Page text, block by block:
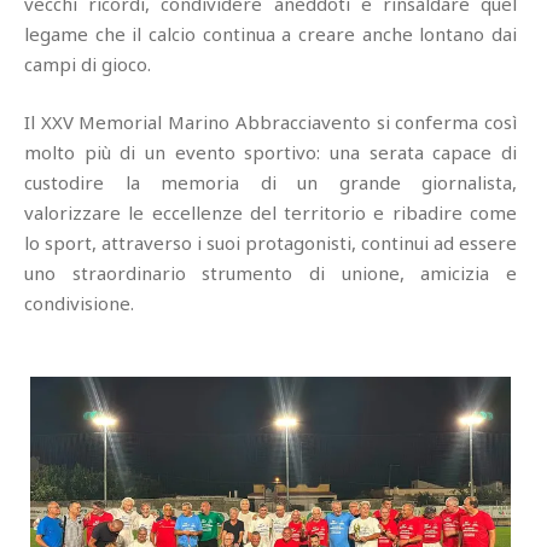
legame che il calcio continua a creare anche lontano dai
campi di gioco.
Il XXV Memorial Marino Abbracciavento si conferma così
molto più di un evento sportivo: una serata capace di
custodire la memoria di un grande giornalista,
valorizzare le eccellenze del territorio e ribadire come
lo sport, attraverso i suoi protagonisti, continui ad essere
uno straordinario strumento di unione, amicizia e
condivisione.